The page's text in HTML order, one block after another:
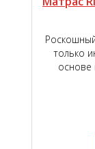
только
основе